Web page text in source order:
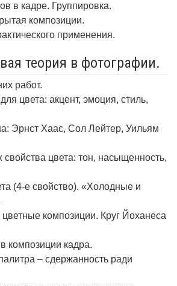
в кадре. Группировка.
композиции.
применения.
теория в фотографии.
работ.
цвета: акцент, эмоция, стиль,
Эрнст Хаас, Сол Лейтер, Уильям
свойства цвета: тон, насыщенность,
(4-е свойство). «Холодные и
цветные композиции. Круг Йоханеса
композиции кадра.
– сдержанность ради